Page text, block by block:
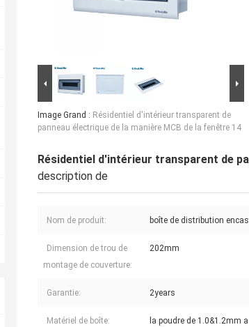
Image Grand : Résidentiel d'intérieur transparent de
panneau électrique de la manière MCB de la fenêtre 14
Résidentiel d'intérieur transparent de
description de
Nom de produit: boîte de distribution
Dimension de trou de
montage de couverture:
202mm
Garantie: 2years
Matériel de boîte: la poudre de 1.0&1.2mm